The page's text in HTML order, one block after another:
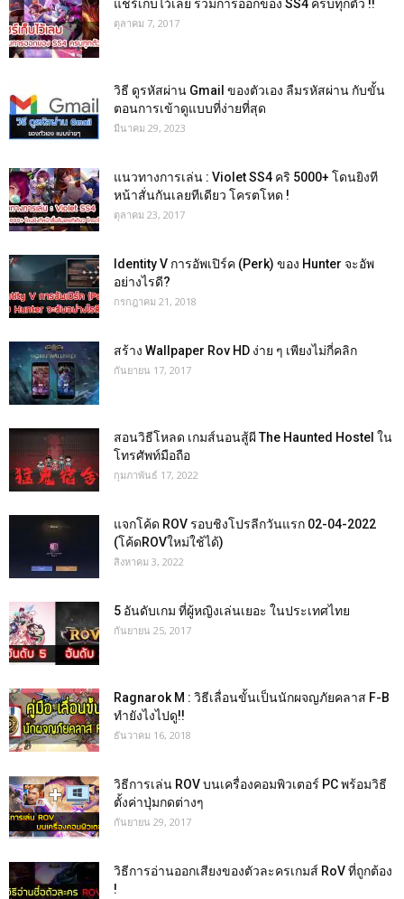
แชร์เก็บไว้เลย รวมการออกของ SS4 ครบทุกตัว !!
ตุลาคม 7, 2017
วิธี ดูรหัสผ่าน Gmail ของตัวเอง ลืมรหัสผ่าน กับขั้น
ตอนการเข้าดูแบบที่ง่ายที่สุด
มีนาคม 29, 2023
แนวทางการเล่น : Violet SS4 คริ 5000+ โดนยิงที
หน้าสั่นกันเลยทีเดียว โครตโหด !
ตุลาคม 23, 2017
Identity V การอัพเปิร์ค (Perk) ของ Hunter จะอัพ
อย่างไรดี?
กรกฎาคม 21, 2018
สร้าง Wallpaper Rov HD ง่าย ๆ เพียงไม่กี่คลิก
กันยายน 17, 2017
สอนวิธีโหลด เกมส์นอนสู้ผี The Haunted Hostel ใน
โทรศัพท์มือถือ
กุมภาพันธ์ 17, 2022
แจกโค้ด ROV รอบชิงโปรลีกวันแรก 02-04-2022
(โค้ดROVใหม่ใช้ได้)
สิงหาคม 3, 2022
5 อันดับเกม ที่ผู้หญิงเล่นเยอะ ในประเทศไทย
กันยายน 25, 2017
Ragnarok M : วิธีเลื่อนขั้นเป็นนักผจญภัยคลาส F-B
ทำยังไงไปดู!!
ธันวาคม 16, 2018
วิธีการเล่น ROV บนเครื่องคอมพิวเตอร์ PC พร้อมวิธี
ตั้งค่าปุ่มกดต่างๆ
กันยายน 29, 2017
วิธีการอ่านออกเสียงของตัวละครเกมส์ RoV ที่ถูกต้อง
!